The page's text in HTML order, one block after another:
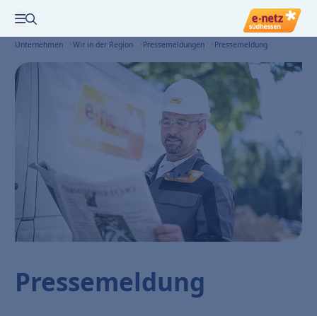
Menü öffnen
Unternehmen Wir in der Region Pressemeldungen Pressemeldung
Pressemeldung